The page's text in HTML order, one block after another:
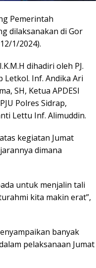
Pemerintah
dilaksanakan di Gor
1/2024).
dihadiri oleh PJ.
Letkol. Inf. Andika Ari
SH, Ketua APDESI
Polres Sidrap,
Lettu Inf. Alimuddin.
kegiatan Jumat
dimana
untuk menjalin tali
kita makin erat”,
banyak
pelaksanaan Jumat